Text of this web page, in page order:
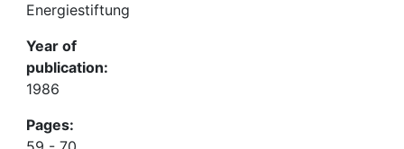
Energiestiftung
Year of
publication:
1986
Pages: